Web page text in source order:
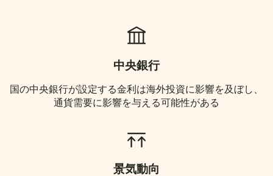
中央銀行
国の中央銀行が設定する金利は海外投資に影響を及ぼし、
通貨需要に影響を与える可能性がある
景気動向